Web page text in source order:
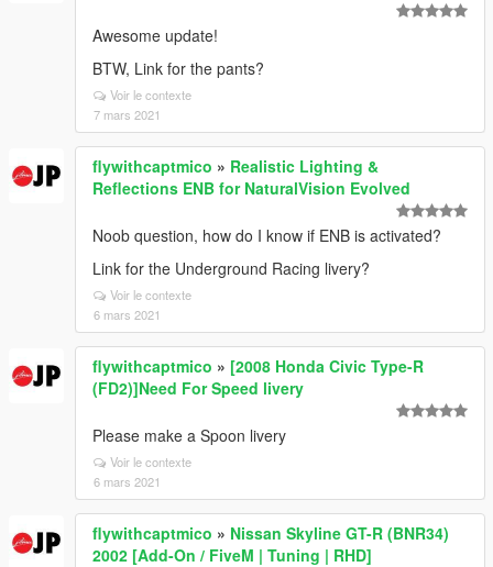
Awesome update!
BTW, Link for the pants?
Voir le contexte
7 mars 2021
flywithcaptmico » Realistic Lighting &
Reflections ENB for NaturalVision Evolved
Noob question, how do I know if ENB is activated?
Link for the Underground Racing livery?
Voir le contexte
6 mars 2021
flywithcaptmico » [2008 Honda Civic Type-R
(FD2)]Need For Speed livery
Please make a Spoon livery
Voir le contexte
6 mars 2021
flywithcaptmico » Nissan Skyline GT-R (BNR34)
2002 [Add-On / FiveM | Tuning | RHD]